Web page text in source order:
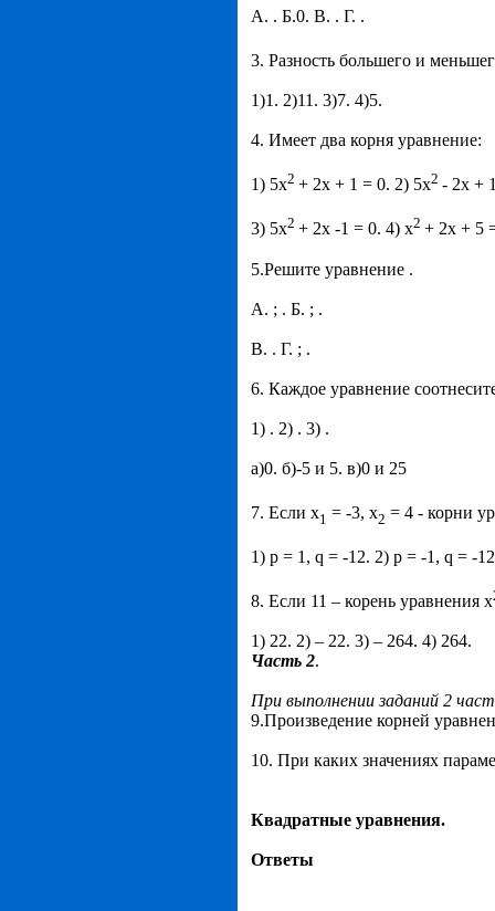
А. . Б.0. В. . Г. .
3. Разность большего и
1)1. 2)11. 3)7. 4)5.
4. Имеет два корня уравнение:
1) 5х2 + 2х + 1 = 0. 2) 5х2 - 2х +
3) 5х2 + 2х -1 = 0. 4) х2 + 2х + 5
5.Решите уравнение .
А. ; . Б. ; .
В. . Г. ; .
6. Каждое уравнение
1) . 2) . 3) .
а)0. б)-5 и 5. в)0 и 25
7. Если х1 = -3, х2 = 4 - корни
1) p = 1, q = -12. 2) p = -1, q = -
8. Если 11 – корень уравнения х
1) 22. 2) – 22. 3) – 264. 4) 264.
Часть 2.
При выполнении заданий 2
9.Произведение корней
10. При каких значениях
Квадратные уравнения.
Ответы